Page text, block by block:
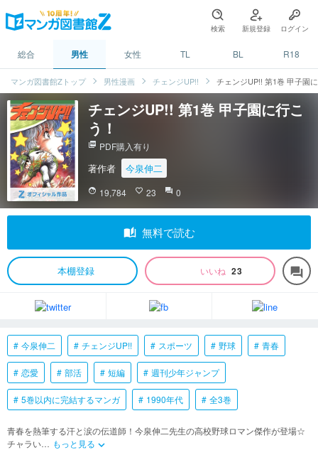
検索 新規登録 ログイン
総合 男性 女性 TL BL R18
マンガ図書館Zトップ 男性漫画 チェンジUP!! チェンジUP!! 第1巻 甲子園
チェンジUP!! 第1巻 甲子園に行こ
う！
picture_as_pdf PDF購入有り
著作者 今泉伸二
face 19,784 favorite_border 23 question_answer 0
auto_stories 無料で読む
本棚登録 いいね 23 forum
今泉伸二 チェンジUP!! スポーツ 野球 青春
恋愛 部活 短編 週刊少年ジャンプ
5巻以内に完結するマンガ 1990年代 全3巻
青春を熱筆する汗と涙の伝道師！今泉伸二先生の高校野球ロマン傑作が登場☆
チャラい… もっと見る keyboard_arrow_down